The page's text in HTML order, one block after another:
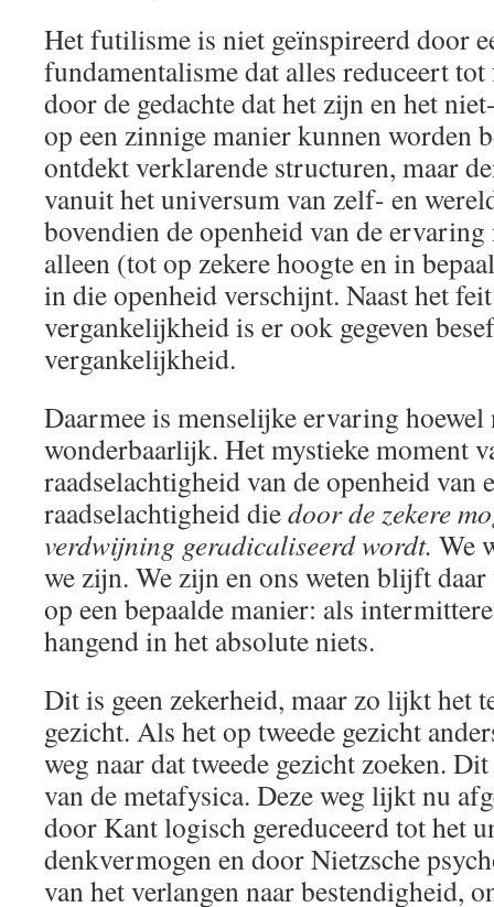
Het futilisme is niet geïnspireerd door
fundamentalisme dat alles reduceert
door de gedachte dat het zijn en het
op een zinnige manier kunnen worden
ontdekt verklarende structuren, maar
vanuit het universum van zelf- en
bovendien de openheid van de
alleen (tot op zekere hoogte en in
in die openheid verschijnt. Naast het
vergankelijkheid is er ook gegeven
vergankelijkheid.
Daarmee is menselijke ervaring hoewel
wonderbaarlijk. Het mystieke moment
raadselachtigheid van de openheid van
raadselachtigheid diedoor de zekere
verdwijning geradicaliseerd wordt. We
we zijn. We zijn en ons weten blijft
op een bepaalde manier: als
hangend in het absolute niets.
Dit is geen zekerheid, maar zo lijkt het
gezicht. Als het op tweede gezicht
weg naar dat tweede gezicht zoeken.
van de metafysica. Deze weg lijkt nu
door Kant logisch gereduceerd tot het
denkvermogen en door Nietzsche
van het verlangen naar bestendigheid,